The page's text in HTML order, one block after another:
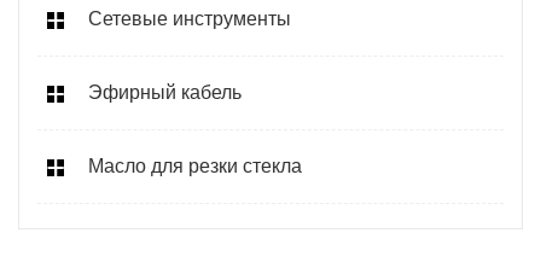
Сетевые инструменты
Эфирный кабель
Масло для резки стекла